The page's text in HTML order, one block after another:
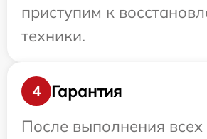
приступим к
техники.
4
Гарантия
После выполнения всех